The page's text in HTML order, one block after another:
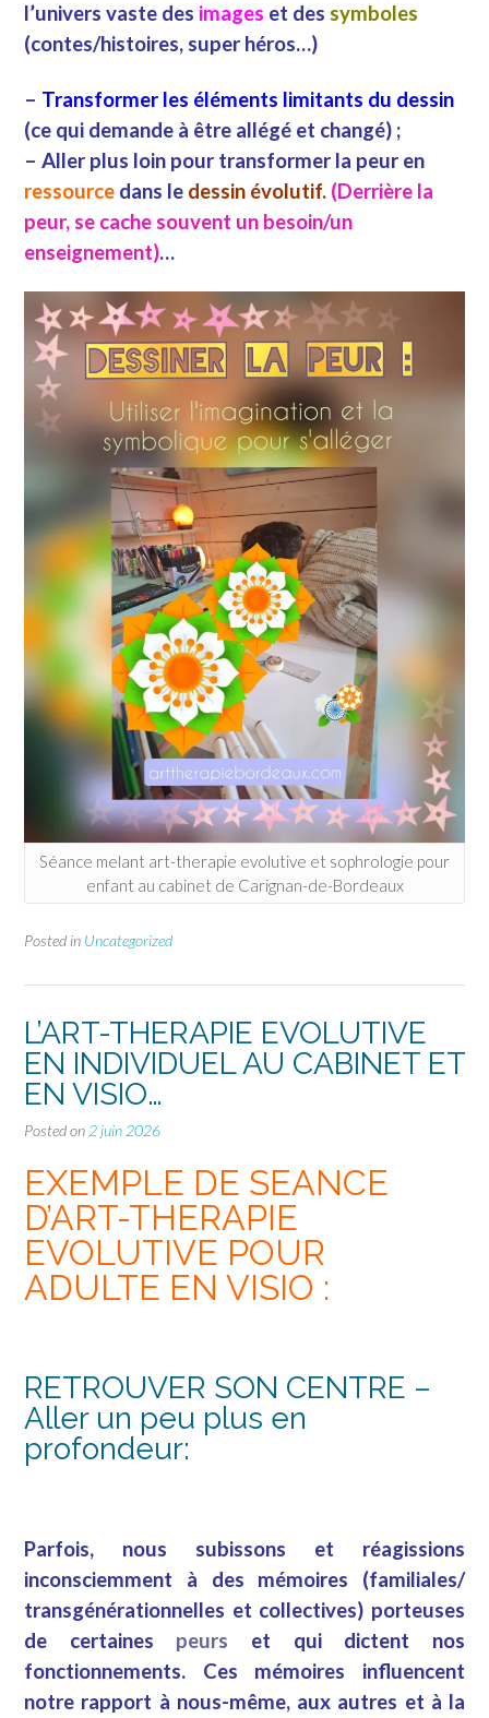
l’univers vaste des images et des symboles
(contes/histoires, super héros…)
– Transformer les éléments limitants du dessin
(ce qui demande à être allégé et changé) ;
– Aller plus loin pour transformer la peur en
ressource dans le dessin évolutif. (Derrière la
peur, se cache souvent un besoin/un
enseignement)…
Séance melant art-therapie evolutive et sophrologie pour
enfant au cabinet de Carignan-de-Bordeaux
Posted in Uncategorized
L’ART-THERAPIE EVOLUTIVE
EN INDIVIDUEL AU CABINET ET
EN VISIO…
Posted on 2 juin 2026
EXEMPLE DE SEANCE
D’ART-THERAPIE
EVOLUTIVE POUR
ADULTE EN VISIO :
RETROUVER SON CENTRE –
Aller un peu plus en
profondeur:
Parfois, nous subissons et réagissions
inconsciemment à des mémoires (familiales/
transgénérationnelles et collectives) porteuses
de certaines peurs et qui dictent nos
fonctionnements. Ces mémoires influencent
notre rapport à nous-même, aux autres et à la